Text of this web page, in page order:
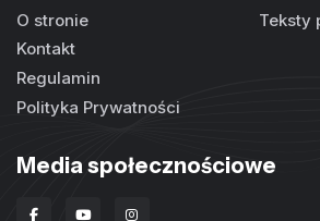
O stronie
Kontakt
Regulamin
Polityka Prywatności
Teksty
Media społecznościowe